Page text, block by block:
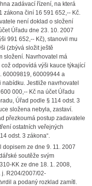
zadávací řízení, na která
zákona činí 16 591 652,-- Kč.
není doklad o složení
Úřadu dne 23. 10. 2007
991 652,-- Kč), stanovil mu
(zbývá složit ještě
složení. Navrhovatel má
odpovídá výši kauce týkající
60009819, 60009944 a
Jestliže navrhovatel
000,-- Kč na účet Úřadu
Úřad podle § 114 odst. 3
složena nebyla, zastaví.
přezkoumá postup zadavatele
ostatních veřejných
odst. 3 zákona“.
ze dne 9. 11. 2007
soutěže svým
KK ze dne 18. 1. 2008,
j. R204/2007/02-
a podaný rozklad zamítl.